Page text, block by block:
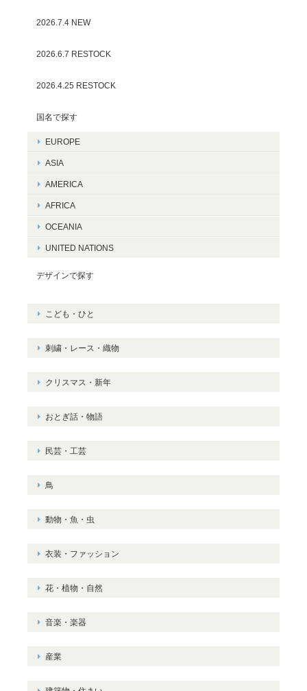
2026.7.4 NEW
2026.6.7 RESTOCK
2026.4.25 RESTOCK
国名で探す
EUROPE
ASIA
AMERICA
AFRICA
OCEANIA
UNITED NATIONS
デザインで探す
こども・ひと
刺繍・レース・織物
クリスマス・新年
おとぎ話・物語
民芸・工芸
鳥
動物・魚・虫
衣装・ファッション
花・植物・自然
音楽・楽器
産業